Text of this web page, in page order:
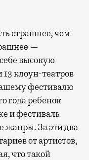
страшнее, чем
—
высокую
клоун-театров
фестивалю
года ребенок
и фестиваль
жанры. За эти два
от артистов,
что такой